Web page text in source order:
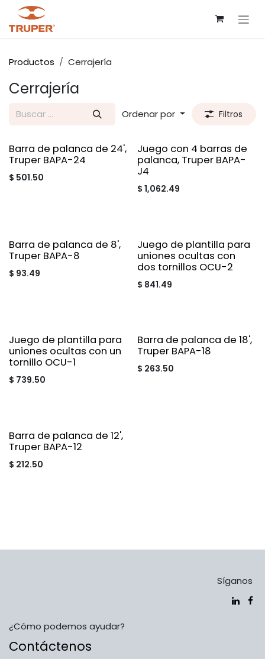
Ir al contenido
Productos Cerrajería
Cerrajería
Ordenar por Filtros
Barra de palanca de 24',
Truper BAPA-24
$ 501.50
Juego con 4 barras de
palanca, Truper BAPA-
J4
$ 1,062.49
Barra de palanca de 8',
Truper BAPA-8
$ 93.49
Juego de plantilla para
uniones ocultas con
dos tornillos OCU-2
$ 841.49
Juego de plantilla para
uniones ocultas con un
tornillo OCU-1
$ 739.50
Barra de palanca de 18',
Truper BAPA-18
$ 263.50
Barra de palanca de 12',
Truper BAPA-12
$ 212.50
Síganos
¿Cómo podemos ayudar?
Contáctenos